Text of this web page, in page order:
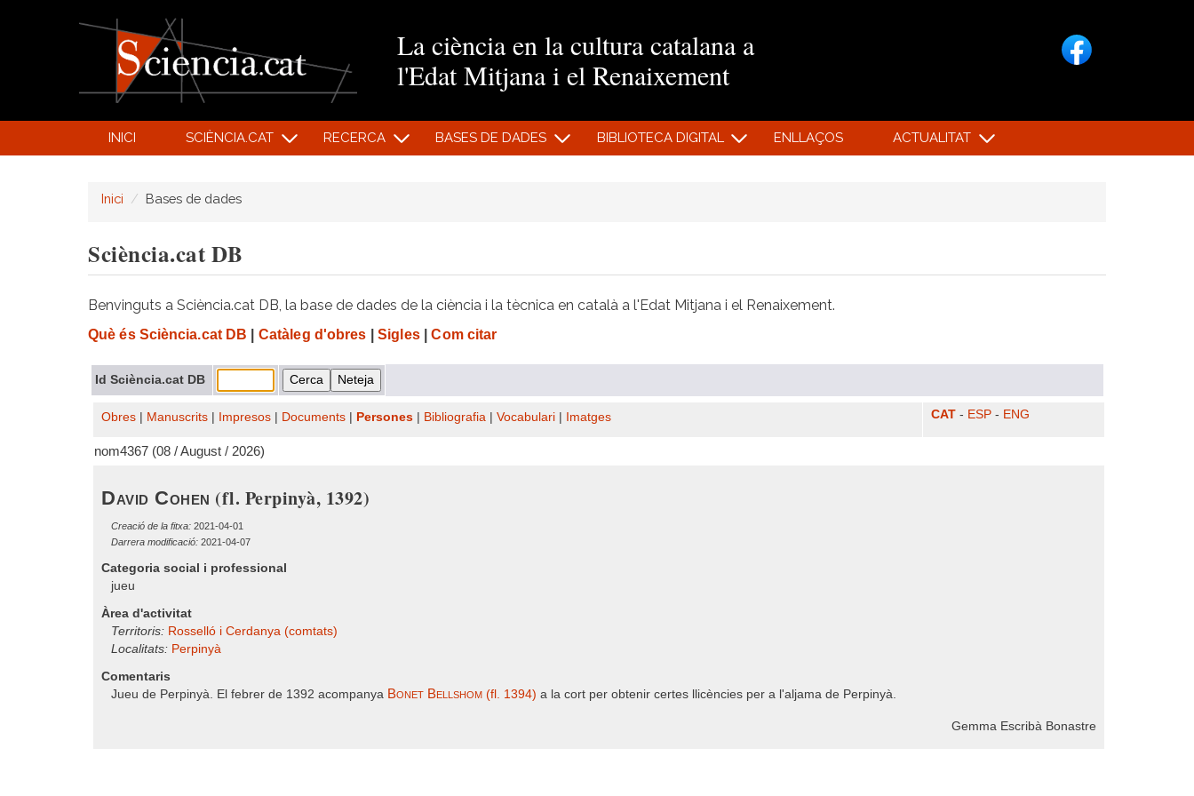
La ciència en la cultura catalana a
l'Edat Mitjana i el Renaixement
INICI SCIÈNCIA.CAT RECERCA BASES DE DADES BIBLIOTECA DIGITAL ENLLAÇOS ACTUALITAT
Inici Bases de dades
Sciència.cat DB
Benvinguts a Sciència.cat DB, la base de dades de la ciència i la tècnica en català a l'Edat Mitjana i el Renaixement.
Què és Sciència.cat DB Catàleg d'obres Sigles| Com citar
Id Sciència.cat DB
Obres Manuscrits Impresos Documents Persones Bibliografia Vocabulari Imatges CAT - ESP - ENG
nom4367 (08 / August / 2026)
David Cohen (fl. Perpinyà, 1392)
Creació de la fitxa: 2021-04-01
Darrera modificació: 2021-04-07
Categoria social i professional
jueu
Àrea d'activitat
Territoris: Rosselló i Cerdanya (comtats)
Localitats: Perpinyà
Comentaris
Jueu de Perpinyà. El febrer de 1392 acompanya Bonet Bellshom (fl. 1394) a la cort per obtenir certes llicències per a l'aljama de Perpinyà.
Gemma Escribà Bonastre